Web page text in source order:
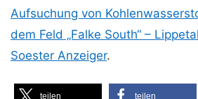
Aufsuchung von
dem Feld „Falke South“ –
Soester Anzeiger.
teilen teilen